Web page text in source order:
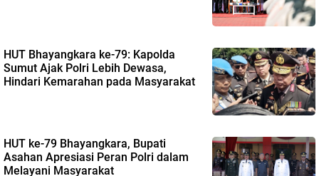
HUT Bhayangkara ke-79: Kapolda
Sumut Ajak Polri Lebih Dewasa,
Hindari Kemarahan pada Masyarakat
HUT ke-79 Bhayangkara, Bupati
Asahan Apresiasi Peran Polri dalam
Melayani Masyarakat